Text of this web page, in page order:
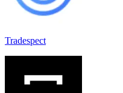
Tradespect